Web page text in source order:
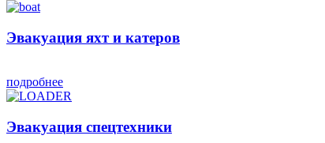
Эвакуация яхт и катеров
подробнее
Эвакуация спецтехники